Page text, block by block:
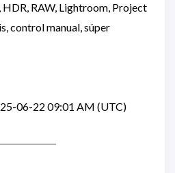
RAW, Lightroom, Project
control manual, súper
06-22 09:01 AM (UTC)